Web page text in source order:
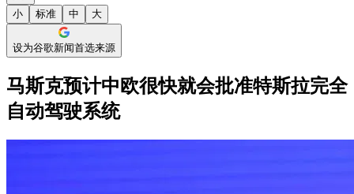
小 标准 中 大
设为谷歌新闻首选来源
马斯克预计中欧很快就会批准特斯拉完全
自动驾驶系统